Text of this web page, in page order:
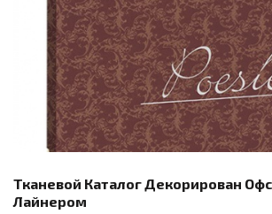
Тканевой Каталог Декорирован
Лайнером